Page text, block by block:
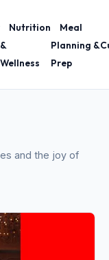
Nutrition
&
Wellness
Meal
Planning &
Prep
and the joy of